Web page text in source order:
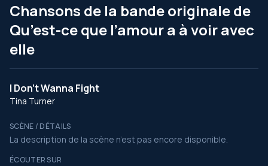
Chansons de la bande originale de
Qu’est-ce que l’amour a à voir avec
elle
I Don't Wanna Fight
Tina Turner
SCÈNE / DÉTAILS
La description de la scène n’est pas encore disponible.
ÉCOUTER SUR